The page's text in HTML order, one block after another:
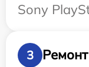
Sony
3